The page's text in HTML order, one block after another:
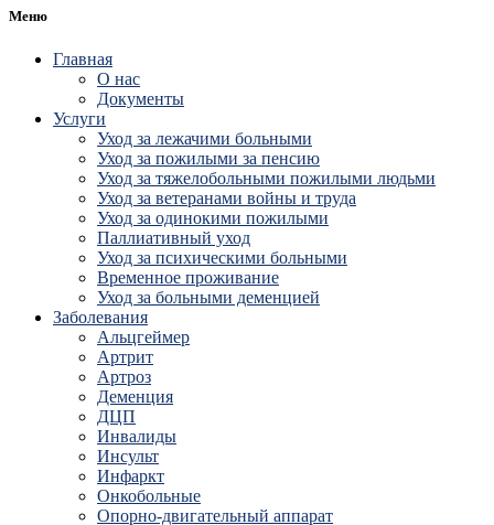
Меню
Главная
О нас
Документы
Услуги
Уход за лежачими больными
Уход за пожилыми за пенсию
Уход за тяжелобольными пожилыми людьми
Уход за ветеранами войны и труда
Уход за одинокими пожилыми
Паллиативный уход
Уход за психическими больными
Временное проживание
Уход за больными деменцией
Заболевания
Альцгеймер
Артрит
Артроз
Деменция
ДЦП
Инвалиды
Инсульт
Инфаркт
Онкобольные
Опорно-двигательный аппарат